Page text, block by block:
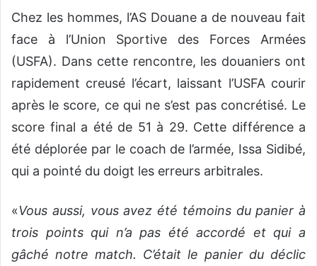
Chez les hommes, l’AS Douane a de nouveau fait
face à l’Union Sportive des Forces Armées
(USFA). Dans cette rencontre, les douaniers ont
rapidement creusé l’écart, laissant l’USFA courir
après le score, ce qui ne s’est pas concrétisé. Le
score final a été de 51 à 29. Cette différence a
été déplorée par le coach de l’armée, Issa Sidibé,
qui a pointé du doigt les erreurs arbitrales.
«Vous aussi, vous avez été témoins du panier à
trois points qui n’a pas été accordé et qui a
gâché notre match. C’était le panier du déclic